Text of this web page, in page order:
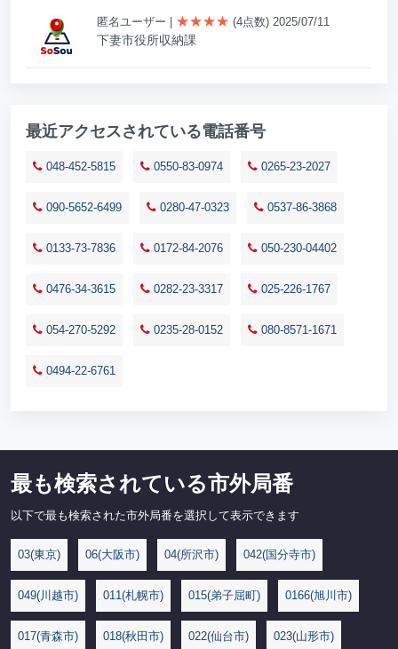
匿名ユーザー ★★★★ (4点数) 2025/07/11
下妻市役所収納課
最近アクセスされている電話番号
048-452-5815 0550-83-0974 0265-23-2027
090-5652-6499 0280-47-0323 0537-86-3868
0133-73-7836 0172-84-2076 050-230-04402
0476-34-3615 0282-23-3317 025-226-1767
054-270-5292 0235-28-0152 080-8571-1671
0494-22-6761
最も検索されている市外局番
以下で最も検索された市外局番を選択して表示できます
03(東京) 06(大阪市) 04(所沢市) 042(国分寺市)
049(川越市) 011(札幌市) 015(弟子屈町) 0166(旭川市)
017(青森市) 018(秋田市) 022(仙台市) 023(山形市)